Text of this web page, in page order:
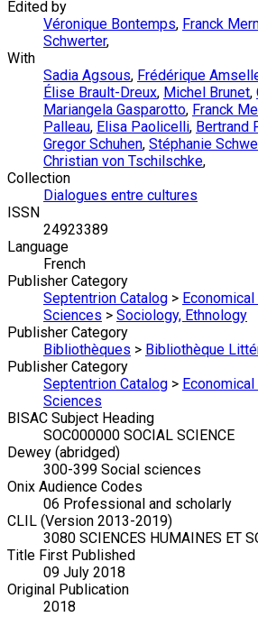
Edited by
Véronique Bontemps, Franck
Schwerter,
With
Sadia Agsous, Frédérique
Élise Brault-Dreux, Michel Brunet,
Mariangela Gasparotto, Franck
Palleau, Elisa Paolicelli, Bertrand
Gregor Schuhen, Stéphanie
Christian von Tschilschke,
Collection
Dialogues entre cultures
ISSN
24923389
Language
French
Publisher Category
Septentrion Catalog >
Sciences > Sociology, Ethnology
Publisher Category
Bibliothèques > Bibliothèque
Publisher Category
Septentrion Catalog >
Sciences
BISAC Subject Heading
SOC000000 SOCIAL SCIENCE
Dewey (abridged)
300-399 Social sciences
Onix Audience Codes
06 Professional and scholarly
CLIL (Version 2013-2019)
3080 SCIENCES HUMAINES ET
Title First Published
09 July 2018
Original Publication
2018